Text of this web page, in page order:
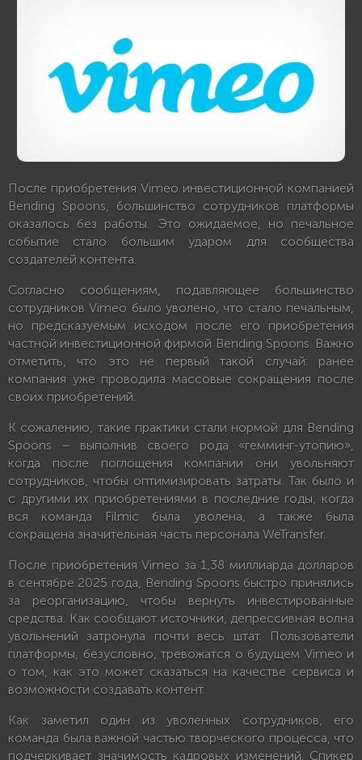
После приобретения Vimeo инвестиционной компанией
Bending Spoons, большинство сотрудников платформы
оказалось без работы. Это ожидаемое, но печальное
событие стало большим ударом для сообщества
создателей контента.
Согласно сообщениям, подавляющее большинство
сотрудников Vimeo было уволено, что стало печальным,
но предсказуемым исходом после его приобретения
частной инвестиционной фирмой Bending Spoons. Важно
отметить, что это не первый такой случай: ранее
компания уже проводила массовые сокращения после
своих приобретений.
К сожалению, такие практики стали нормой для Bending
Spoons – выполнив своего рода «гемминг-утопию»,
когда после поглощения компании они увольняют
сотрудников, чтобы оптимизировать затраты. Так было и
с другими их приобретениями в последние годы, когда
вся команда Filmic была уволена, а также была
сокращена значительная часть персонала WeTransfer.
После приобретения Vimeo за 1,38 миллиарда долларов
в сентябре 2025 года, Bending Spoons быстро принялись
за реорганизацию, чтобы вернуть инвестированные
средства. Как сообщают источники, депрессивная волна
увольнений затронула почти весь штат. Пользователи
платформы, безусловно, тревожатся о будущем Vimeo и
о том, как это может сказаться на качестве сервиса и
возможности создавать контент.
Как заметил один из уволенных сотрудников, его
команда была важной частью творческого процесса, что
подчеркивает значимость кадровых изменений. Спикер